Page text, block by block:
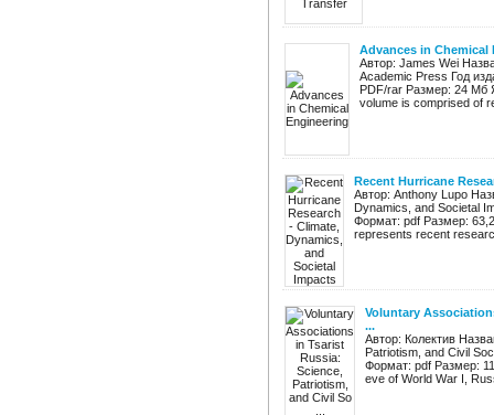
Advances in Chemical
Автор: James Wei
Academic Press Год
PDF/rar Размер: 24 Мб
volume is comprised of
Recent Hurricane
Автор: Anthony Lupo
Dynamics, and Societal
Формат: pdf Размер:
represents recent
Voluntary
...
Автор: Колектив
Patriotism, and Civil
Формат: pdf Размер:
eve of World War I,